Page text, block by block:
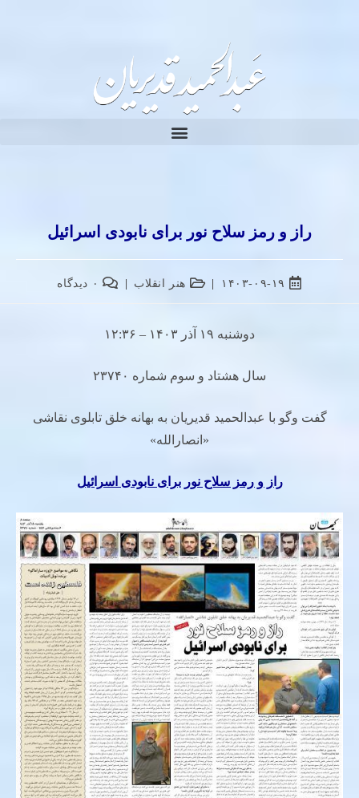
راز و رمز سلاح نور برای نابودی اسرائیل
۱۴۰۳-۰۹-۱۹ هنر انقلاب ۰ دیدگاه
دوشنبه ۱۹ آذر ۱۴۰۳ – ۱۲:۳۶
سال هشتاد و سوم شماره ۲۳۷۴۰
گفت وگو با عبدالحمید قدیریان به بهانه خلق تابلوی نقاشی
«انصارالله»
راز و رمز سلاح نور برای نابودی اسرائیل